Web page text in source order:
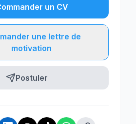
un CV
une lettre de
motivation
Postuler